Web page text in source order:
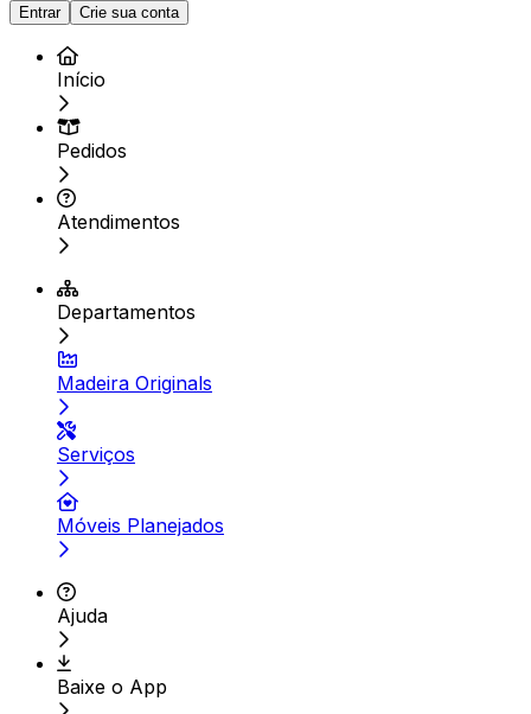
Entrar Crie sua conta
Início
Pedidos
Atendimentos
Departamentos
Madeira Originals
Serviços
Móveis Planejados
Ajuda
Baixe o App